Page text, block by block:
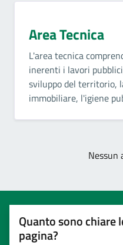
Area Tecnica
L'area tecnica
inerenti i lavori
sviluppo del territorio,
immobiliare, l'igiene
Quanto sono chiare
pagina?